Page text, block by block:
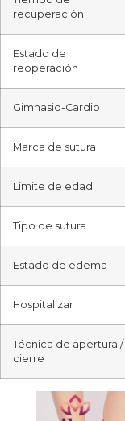
recuperación
Estado de
reoperación
Gimnasio-Cardio
Marca de sutura
Limite de edad
Tipo de sutura
Estado de edema
Hospitalizar
Técnica de apertura /
cierre